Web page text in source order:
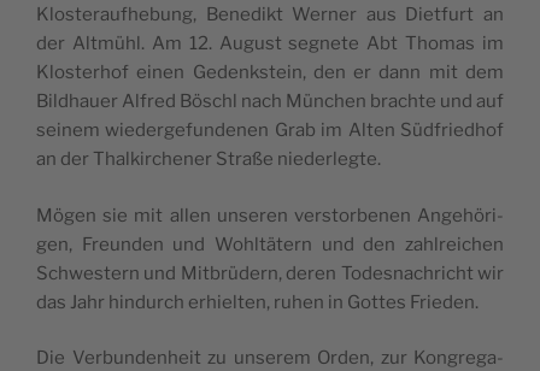
Klos­te­ra­ufhe­bung, Bene­dikt Wer­ner aus Diet­furt an
der Alt­mühl. Am 12. August seg­ne­te Abt Tho­mas im
Klos­terhof einen Gedenks­tein, den er dann mit dem
Bildhauer Alfred Bös­chl nach Mün­chen brach­te und auf
sei­nem wie­der­ge­fun­de­nen Grab im Alten Süd­friedhof
an der Thal­kir­che­ner Straße niederlegte.
Mögen sie mit allen unse­ren vers­tor­be­nen Angehö­ri­
gen, Freun­den und Wohl­tä­tern und den zahl­rei­chen
Sch­wes­tern und Mit­brü­dern, deren Todes­na­chricht wir
das Jahr hin­durch erhiel­ten, ruhen in Got­tes Frieden.
Die Ver­bun­denheit zu unse­rem Orden, zur Kon­gre­ga­